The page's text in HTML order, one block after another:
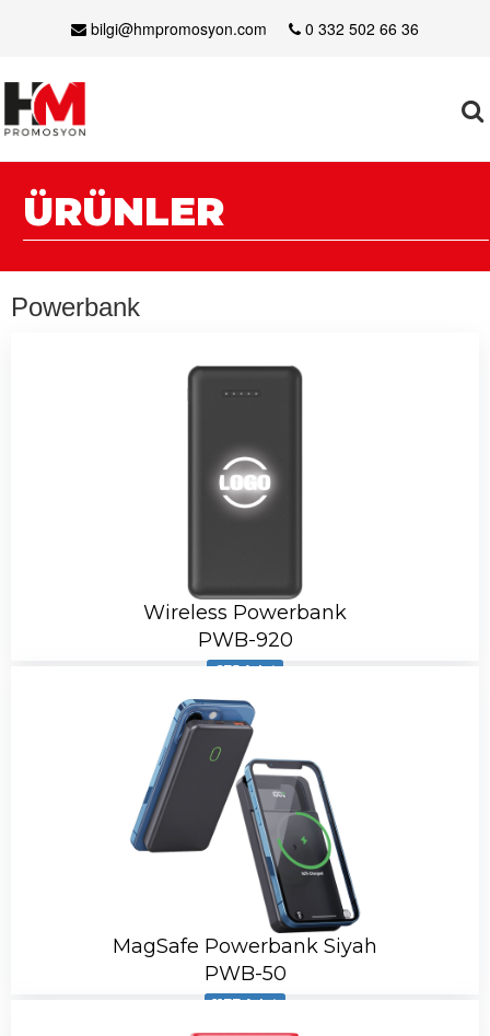
bilgi@hmpromosyon.com 0 332 502 66 36
ÜRÜNLER
Powerbank
Wireless Powerbank
PWB-920
675 Adet
MagSafe Powerbank Siyah
PWB-50
1177 Adet